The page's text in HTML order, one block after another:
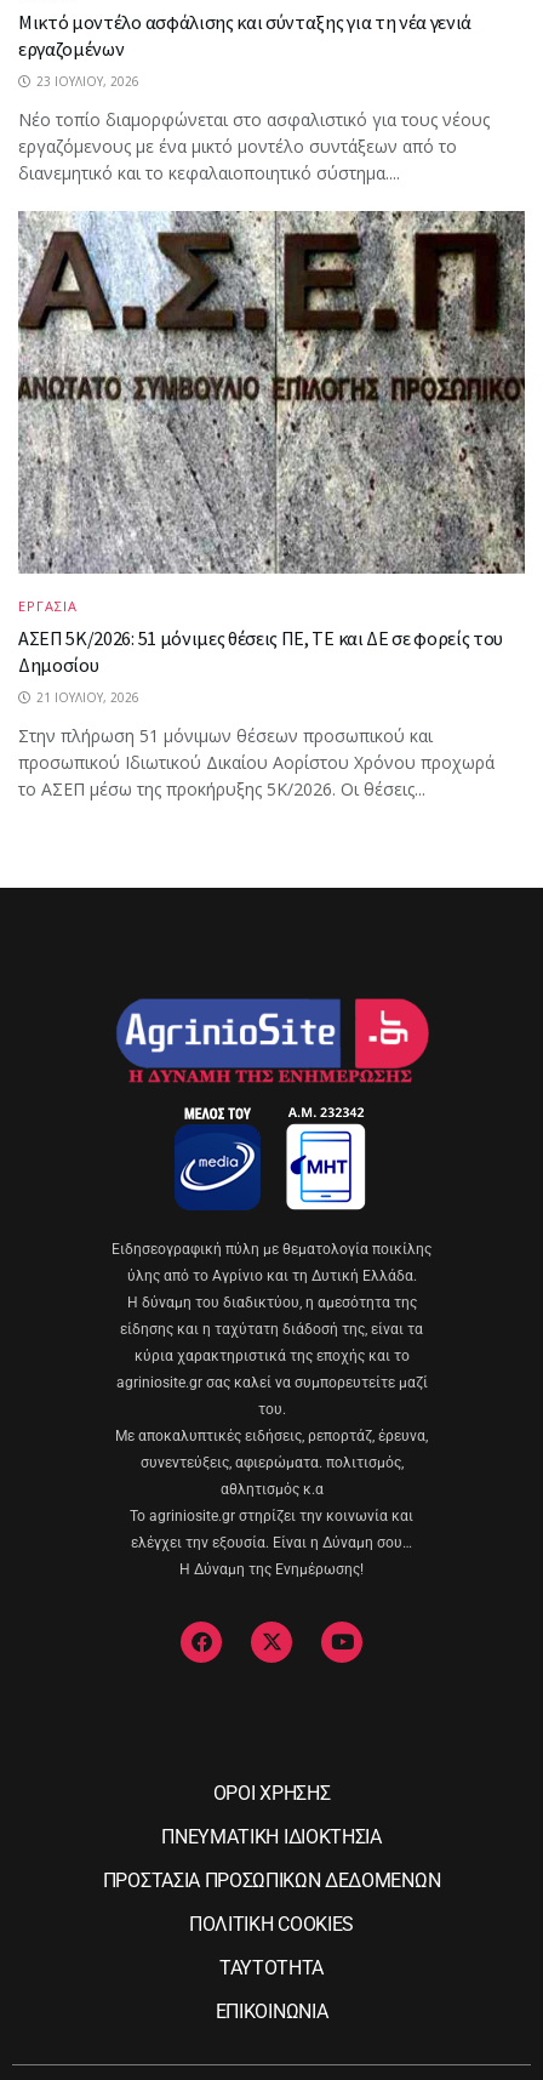
Μικτό μοντέλο ασφάλισης και σύνταξης για τη νέα γενιά
εργαζομένων
23 ΙΟΥΛΊΟΥ, 2026
Νέο τοπίο διαμορφώνεται στο ασφαλιστικό για τους νέους
εργαζόμενους με ένα μικτό μοντέλο συντάξεων από το
διανεμητικό και το κεφαλαιοποιητικό σύστημα....
ΕΡΓΑΣΙΑ
ΑΣΕΠ 5Κ/2026: 51 μόνιμες θέσεις ΠΕ, ΤΕ και ΔΕ σε φορείς του
Δημοσίου
21 ΙΟΥΛΊΟΥ, 2026
Στην πλήρωση 51 μόνιμων θέσεων προσωπικού και
προσωπικού Ιδιωτικού Δικαίου Αορίστου Χρόνου προχωρά
το ΑΣΕΠ μέσω της προκήρυξης 5Κ/2026. Οι θέσεις...
Eιδησεογραφική πύλη με θεματολογία ποικίλης
ύλης από το Αγρίνιο και τη Δυτική Ελλάδα.
Η δύναμη του διαδικτύου, η αμεσότητα της
είδησης και η ταχύτατη διάδοσή της, είναι τα
κύρια χαρακτηριστικά της εποχής και το
agriniosite.gr σας καλεί να συμπορευτείτε μαζί
του.
Με αποκαλυπτικές ειδήσεις, ρεπορτάζ, έρευνα,
συνεντεύξεις, αφιερώματα. πολιτισμός,
αθλητισμός κ.α
Το agriniosite.gr στηρίζει την κοινωνία και
ελέγχει την εξουσία. Είναι η Δύναμη σου…
Η Δύναμη της Ενημέρωσης!
ΟΡΟΙ ΧΡΗΣΗΣ
ΠΝΕΥΜΑΤΙΚΗ ΙΔΙΟΚΤΗΣΙΑ
ΠΡΟΣΤΑΣΙΑ ΠΡΟΣΩΠΙΚΩΝ ΔΕΔΟΜΕΝΩΝ
ΠΟΛΙΤΙΚΗ COOKIES
ΤΑΥΤΟΤΗΤΑ
ΕΠΙΚΟΙΝΩΝΙΑ